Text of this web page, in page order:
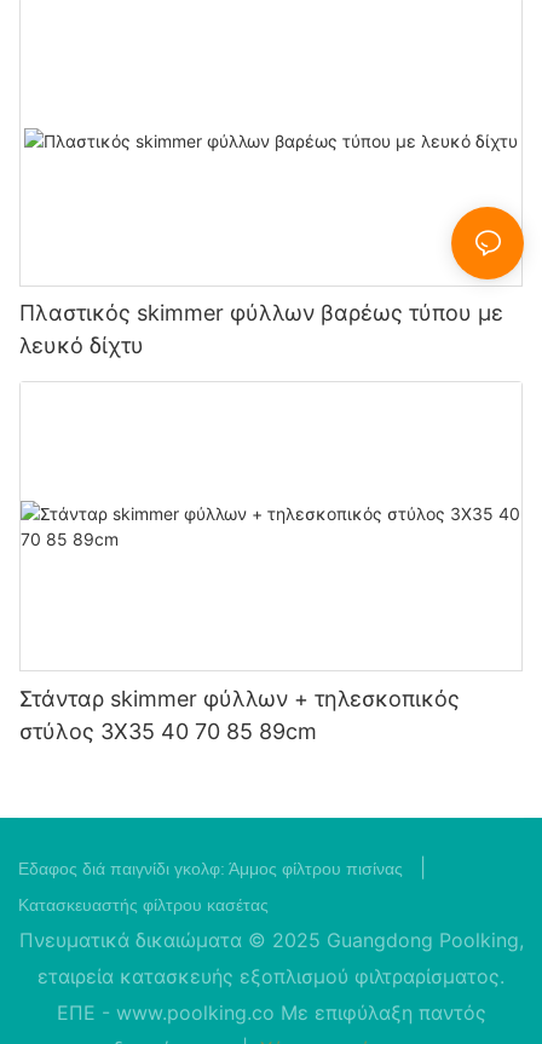
Πλαστικός skimmer φύλλων βαρέως τύπου με
λευκό δίχτυ
Στάνταρ skimmer φύλλων + τηλεσκοπικός
στύλος 3X35 40 70 85 89cm
Εδαφος διά παιγνίδι γκολφ: Άμμος φίλτρου πισίνας
Κατασκευαστής φίλτρου κασέτας
Πνευματικά δικαιώματα © 2025 Guangdong Poolking,
εταιρεία κατασκευής εξοπλισμού φιλτραρίσματος.
ΕΠΕ - www.poolking.co Με επιφύλαξη παντός